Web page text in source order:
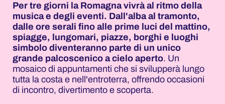
Per tre giorni la Romagna vivrà al ritmo della
musica e degli eventi. Dall'alba al tramonto,
dalle ore serali fino alle prime luci del mattino,
spiagge, lungomari, piazze, borghi e luoghi
simbolo diventeranno parte di un unico
grande palcoscenico a cielo aperto. Un
mosaico di appuntamenti che si svilupperà lungo
tutta la costa e nell'entroterra, offrendo occasioni
di incontro, divertimento e scoperta.